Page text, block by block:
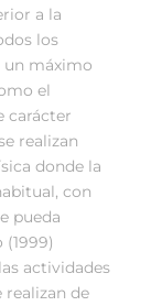
a la
los
un máximo
el
carácter
realizan
donde la
con
pueda
actividades
realizan de